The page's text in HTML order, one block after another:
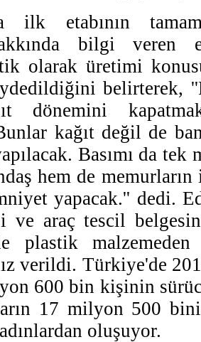
ilk etabının
bilgi veren
olarak üretimi
belirterek,
dönemini
kağıt değil de
Basımı da tek
hem de
yapacak.'' dedi.
ve araç tescil
plastik malzemeden
verildi. Türkiye'de
600 bin kişinin
17 milyon 500
oluşuyor.